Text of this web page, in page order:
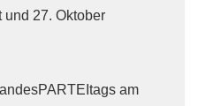
und 27. Oktober
am